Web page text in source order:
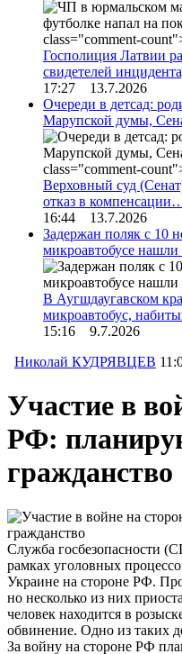
Госполиция Латвии
свидетелей
17:27 13.7.2026
Очереди в детсад:
Марупской думы,
Верховный суд
отказ в
16:44 13.7.2026
Задержан поляк с 10
микроавтобусе
В Аугшдаугавском
микроавтобус,
15:16 9.7.2026
Николай КУДРЯВЦЕВ
Участие в
РФ:
гражданство
Служба госбезопасности
рамках уголовных
Украине на стороне РФ.
но несколько из них
человек находится в
обвинение. Одно из таких
За войну на стороне РФ